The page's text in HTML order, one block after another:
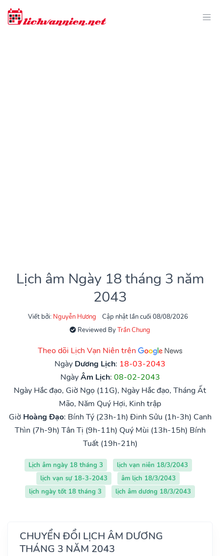
Lịch âm Ngày 18 tháng 3 năm
2043
Viết bởi: Nguyễn Hương
Cập nhật lần cuối 08/08/2026
Reviewed ByTrần Chung
Theo dõi Lịch Vạn Niên trên
Ngày Dương Lịch: 18-03-2043
NgàyÂm Lịch: 08-02-2043
Ngày Hắc đạo, Giờ Ngọ (11G), Ngày Hắc đạo, Tháng Ất
Mão, Năm Quý Hợi, Kinh trập
Giờ Hoàng Đạo: Bính Tý (23h-1h) Đinh Sửu (1h-3h) Canh
Thìn (7h-9h) Tân Tị (9h-11h) Quý Mùi (13h-15h) Bính
Tuất (19h-21h)
Lịch âm ngày 18 tháng 3
lịch vạn niên 18/3/2043
lịch vạn sự 18-3-2043
âm lịch 18/3/2043
lịch ngày tốt 18 tháng 3
lịch âm dương 18/3/2043
CHUYỂN ĐỔI LỊCH ÂM DƯƠNG
THÁNG 3 NĂM 2043